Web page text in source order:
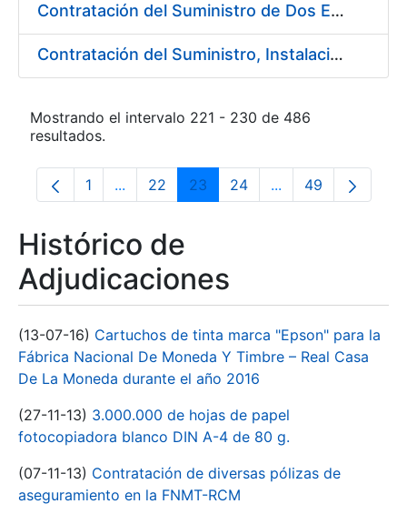
Contratación del Suministro de Dos Enfriadoras de Agua para la Central de Producción EF-3 en la Fábrica Nacional de Moneda y Timbre-Real Casa de la Moneda
Contratación del Suministro, Instalación y Puesta en Marcha de los sistemas de Aire Acondicionado para nueva Máquina de Papel
Mostrando el intervalo 221 - 230 de 486
resultados.
Página
1 ...Páginas intermedias Use TAB para
Página
22 Página
23 Página
24 ...PáginasPágina
49
Histórico de
Adjudicaciones
(13-07-16) Cartuchos de tinta marca "Epson" para la
Fábrica Nacional De Moneda Y Timbre – Real Casa
De La Moneda durante el año 2016
(27-11-13) 3.000.000 de hojas de papel
fotocopiadora blanco DIN A-4 de 80 g.
(07-11-13) Contratación de diversas pólizas de
aseguramiento en la FNMT-RCM